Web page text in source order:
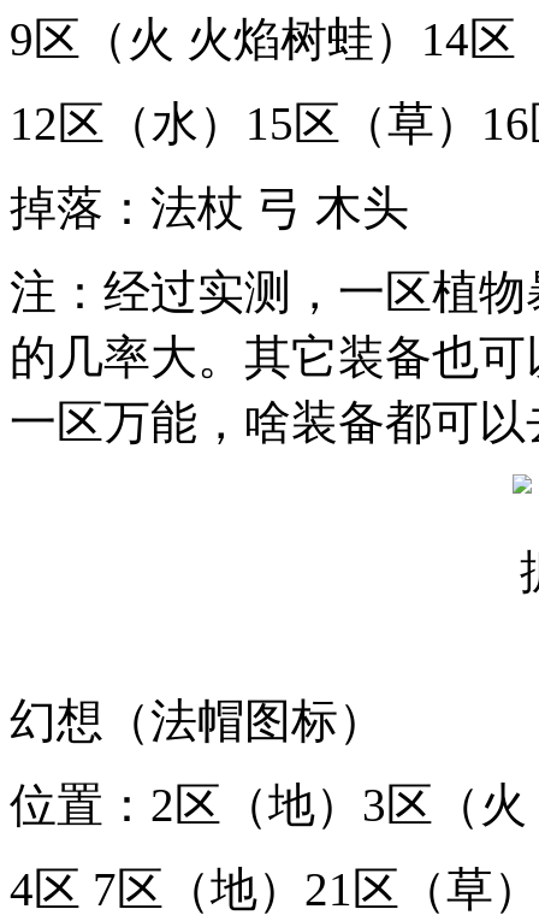
9区（火 火焰树蛙）14区
12区（水）15区（草）
掉落：法杖 弓 木头
注：经过实测，一区植
的几率大。其它装备也
一区万能，啥装备都可
幻想（法帽图标）
位置：2区（地）3区（
4区 7区（地）21区（草）